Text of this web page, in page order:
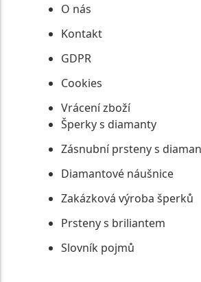
O nás
Kontakt
GDPR
Cookies
Vrácení zboží
Šperky s diamanty
Zásnubní prsteny s
Diamantové náušnice
Zakázková výroba šperků
Prsteny s briliantem
Slovník pojmů